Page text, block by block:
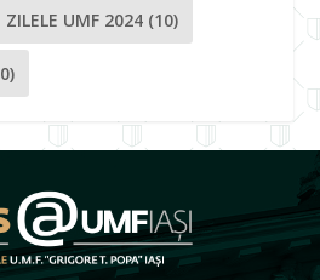
ZILELE UMF 2024 (10)